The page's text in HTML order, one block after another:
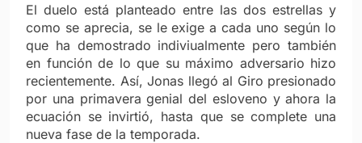
El duelo está planteado entre las dos estrellas y
como se aprecia, se le exige a cada uno según lo
que ha demostrado indiviualmente pero también
en función de lo que su máximo adversario hizo
recientemente. Así, Jonas llegó al Giro presionado
por una primavera genial del esloveno y ahora la
ecuación se invirtió, hasta que se complete una
nueva fase de la temporada.